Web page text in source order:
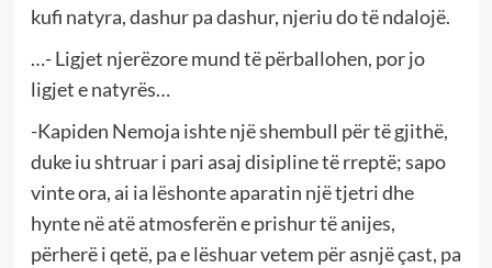
kufi natyra, dashur pa dashur, njeriu do të ndalojë.
…- Ligjet njerëzore mund të përballohen, por jo
ligjet e natyrës…
-Kapiden Nemoja ishte një shembull për të gjithë,
duke iu shtruar i pari asaj disipline të rreptë; sapo
vinte ora, ai ia lëshonte aparatin një tjetri dhe
hynte në atë atmosferën e prishur të anijes,
përherë i qetë, pa e lëshuar vetem për asnjë çast, pa